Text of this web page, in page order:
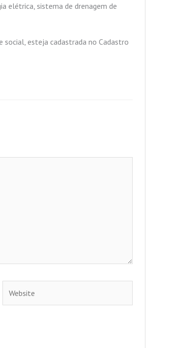
elétrica, sistema de drenagem de
social, esteja cadastrada no Cadastro